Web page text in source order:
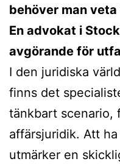
behöver man
En advokat i
avgörande för
I den juridiska
finns det
tänkbart scenario,
affärsjuridik. Att
utmärker en